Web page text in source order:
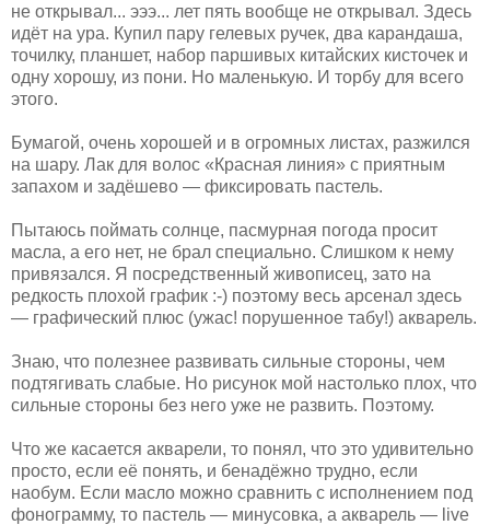
не открывал... эээ... лет пять вообще не открывал. Здесь
идёт на ура. Купил пару гелевых ручек, два карандаша,
точилку, планшет, набор паршивых китайских кисточек и
одну хорошу, из пони. Но маленькую. И торбу для всего
этого.
Бумагой, очень хорошей и в огромных листах, разжился
на шару. Лак для волос «Красная линия» с приятным
запахом и задёшево — фиксировать пастель.
Пытаюсь поймать солнце, пасмурная погода просит
масла, а его нет, не брал специально. Слишком к нему
привязался. Я посредственный живописец, зато на
редкость плохой график :-) поэтому весь арсенал здесь
— графический плюс (ужас! порушенное табу!) акварель.
Знаю, что полезнее развивать сильные стороны, чем
подтягивать слабые. Но рисунок мой настолько плох, что
сильные стороны без него уже не развить. Поэтому.
Что же касается акварели, то понял, что это удивительно
просто, если её понять, и бенадёжно трудно, если
наобум. Если масло можно сравнить с исполнением под
фонограмму, то пастель — минусовка, а акварель — live